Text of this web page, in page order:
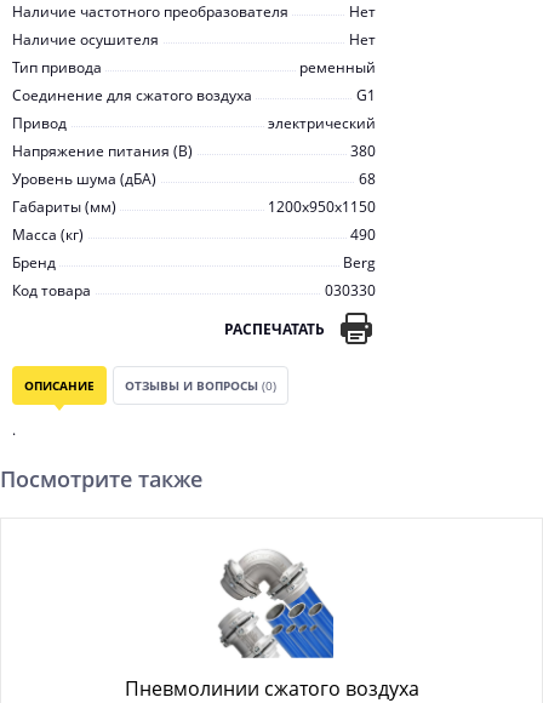
Наличие частотного преобразователя
Нет
Наличие осушителя
Нет
Тип привода
ременный
Соединение для сжатого воздуха
G1
Привод
электрический
Напряжение питания (В)
380
Уровень шума (дБА)
68
Габариты (мм)
1200x950x1150
Масса (кг)
490
Бренд
Berg
Код товара
030330
РАСПЕЧАТАТЬ
ОПИСАНИЕ ОТЗЫВЫ И ВОПРОСЫ (0)
.
Посмотрите также
Пневмолинии сжатого воздуха